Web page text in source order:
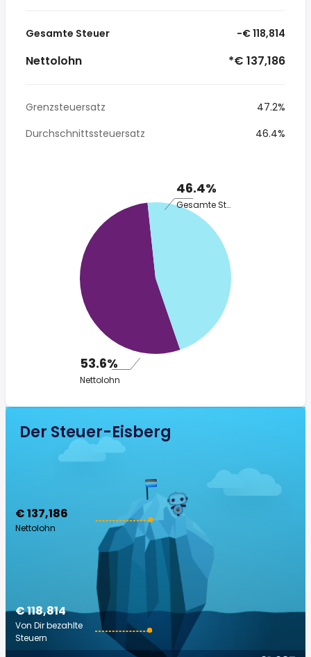
Gesamte Steuer -€ 118,814
Nettolohn *€ 137,186
Grenzsteuersatz
47.2%
Durchschnittssteuersatz
46.4%
46.4%
Gesamte Steuer
53.6%
Nettolohn
Der Steuer-Eisberg
€ 137,186
Nettolohn
€ 118,814
Von Dir bezahlte
Steuern